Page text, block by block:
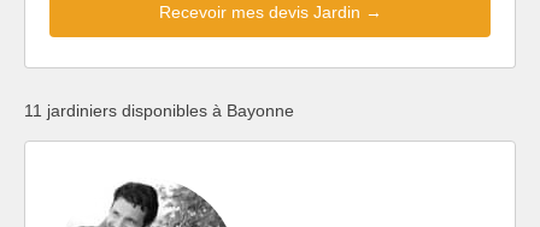
Recevoir mes devis Jardin →
11 jardiniers disponibles à Bayonne